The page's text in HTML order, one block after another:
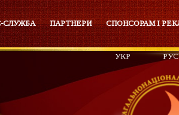
СЛУЖБА ПАРТНЕРИ СПОНСОРАМ І
УКР РУС